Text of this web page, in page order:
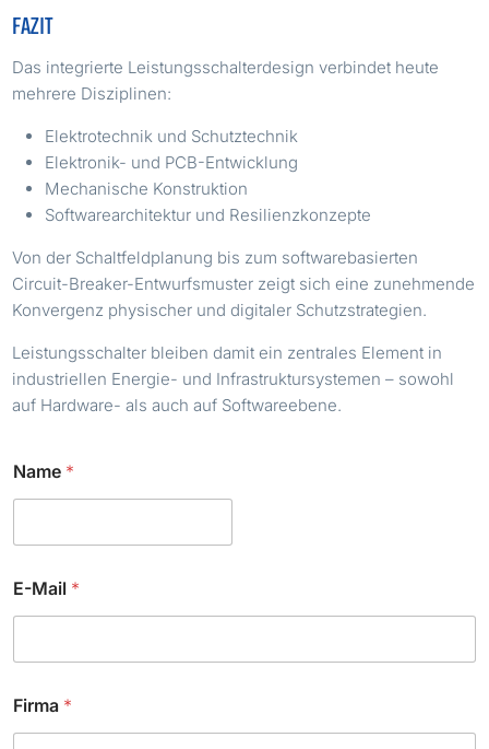
FAZIT
Das integrierte Leistungsschalterdesign verbindet heute
mehrere Disziplinen:
Elektrotechnik und Schutztechnik
Elektronik- und PCB-Entwicklung
Mechanische Konstruktion
Softwarearchitektur und Resilienzkonzepte
Von der Schaltfeldplanung bis zum softwarebasierten
Circuit-Breaker-Entwurfsmuster zeigt sich eine zunehmende
Konvergenz physischer und digitaler Schutzstrategien.
Leistungsschalter bleiben damit ein zentrales Element in
industriellen Energie- und Infrastruktursystemen – sowohl
auf Hardware- als auch auf Softwareebene.
*
C
k
b
o
e
Name *
E-Mail *
Firma *